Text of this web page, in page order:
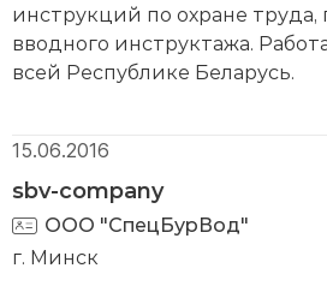
инструкций по охране
вводного инструктажа.
всей Республике Беларусь.
15.06.2016
sbv-company
ООО "СпецБурВод"
г. Минск